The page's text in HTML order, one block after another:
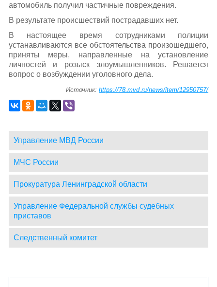
автомобиль получил частичные повреждения.
В результате происшествий пострадавших нет.
В настоящее время сотрудниками полиции
устанавливаются все обстоятельства произошедшего,
приняты меры, направленные на установление
личностей и розыск злоумышленников. Решается
вопрос о возбуждении уголовного дела.
Источник:https://78.mvd.ru/news/item/12950757/
Управление МВД России
МЧС России
Прокуратура Ленинградской области
Управление Федеральной службы судебных
приставов
Следственный комитет